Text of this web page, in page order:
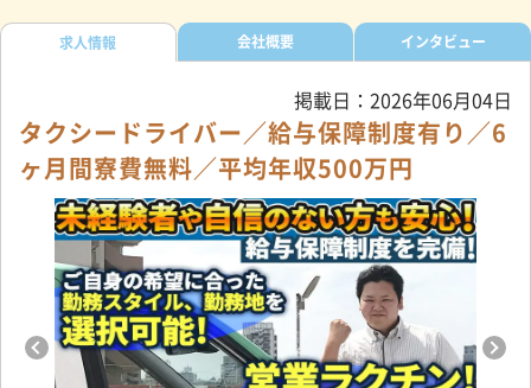
求人情報 会社概要 インタビュー
掲載日：2026年06月04日
タクシードライバー／給与保障制度有り／6
ヶ月間寮費無料／平均年収500万円